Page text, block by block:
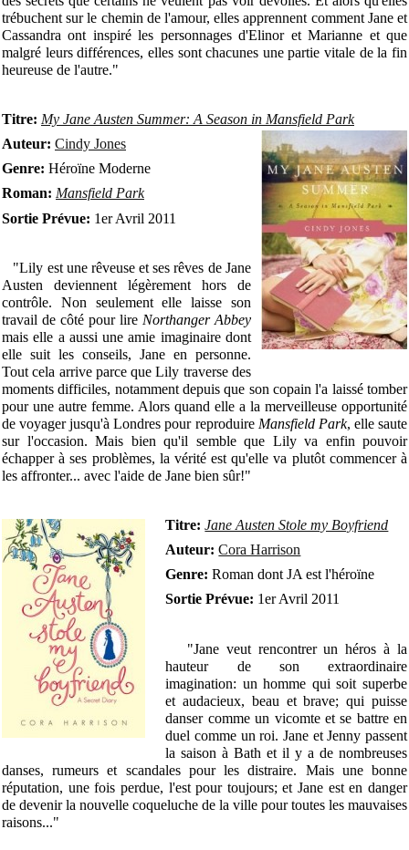
trébuchent sur le chemin de l'amour, elles apprennent comment Jane et
Cassandra ont inspiré les personnages d'Elinor et Marianne et que
malgré leurs différences, elles sont chacunes une partie vitale de la fin
heureuse de l'autre."
Titre: My Jane Austen Summer: A Season in Mansfield Park
Auteur: Cindy Jones
Genre: Héroïne Moderne
Roman: Mansfield Park
Sortie Prévue: 1er Avril 2011
"Lily est une rêveuse et ses rêves de Jane
Austen deviennent légèrement hors de
contrôle. Non seulement elle laisse son
travail de côté pour lire Northanger Abbey
mais elle a aussi une amie imaginaire dont
elle suit les conseils, Jane en personne.
Tout cela arrive parce que Lily traverse des
moments difficiles, notamment depuis que son copain l'a laissé tomber
pour une autre femme. Alors quand elle a la merveilleuse opportunité
de voyager jusqu'à Londres pour reproduire Mansfield Park, elle saute
sur l'occasion. Mais bien qu'il semble que Lily va enfin pouvoir
échapper à ses problèmes, la vérité est qu'elle va plutôt commencer à
les affronter... avec l'aide de Jane bien sûr!"
Titre: Jane Austen Stole my Boyfriend
Auteur: Cora Harrison
Genre: Roman dont JA est l'héroïne
Sortie Prévue: 1er Avril 2011
"Jane veut rencontrer un héros à la
hauteur de son extraordinaire
imagination: un homme qui soit superbe
et audacieux, beau et brave; qui puisse
danser comme un vicomte et se battre en
duel comme un roi. Jane et Jenny passent
la saison à Bath et il y a de nombreuses
danses, rumeurs et scandales pour les distraire. Mais une bonne
réputation, une fois perdue, l'est pour toujours; et Jane est en danger
de devenir la nouvelle coqueluche de la ville pour toutes les mauvaises
raisons..."